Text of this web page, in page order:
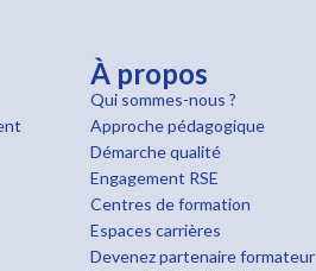
À propos
Qui sommes-nous ?
Approche pédagogique
Démarche qualité
Engagement RSE
Centres de formation
Espaces carrières
Devenez partenaire formateur